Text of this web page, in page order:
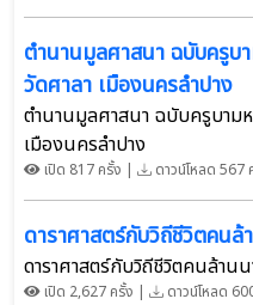
ตำนานมูลศาสนา ฉบับครูบ
วัดศาลา เมืองนครลำปาง
ตำนานมูลศาสนา ฉบับครูบาม
เมืองนครลำปาง
เปิด 817 ครั้ง | ดาวน์โหลด 567
ดาราศาสตร์กับวิถีชีวิตคนล้
ดาราศาสตร์กับวิถีชีวิตคนล้าน
เปิด 2,627 ครั้ง | ดาวน์โหลด